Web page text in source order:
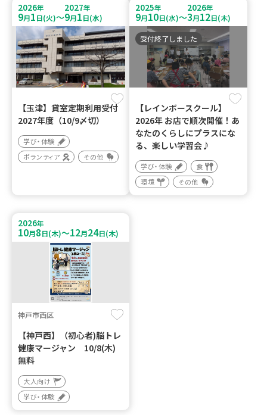
2026年
9月1日(火)～
2027年
9月1日(水)
【玉津】貸室定期利用受付
2027年度（10/9〆切）
学び・体験
ボランティア
その他
2025年
9月10日(水)～
2026年
3月12日(木)
受付終了しました
【レインボースクール】
2026年 お店で順次開催！あ
なたのくらしにプラスにな
る、楽しい学習会♪
学び・体験
食
環境
その他
2026年
10月8日(木)～12月24日(木)
神戸市西区
【神戸西】（初心者)脳トレ
健康マージャン 10/8(木)
無料
大人向け
学び・体験